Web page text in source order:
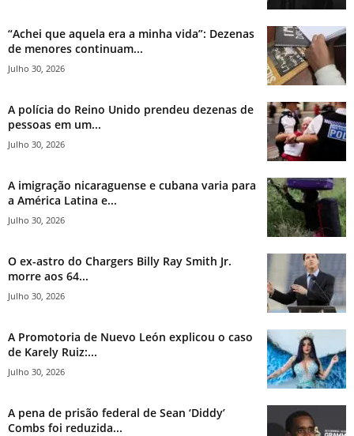
“Achei que aquela era a minha vida”: Dezenas
de menores continuam...
Julho 30, 2026
A polícia do Reino Unido prendeu dezenas de
pessoas em um...
Julho 30, 2026
A imigração nicaraguense e cubana varia para
a América Latina e...
Julho 30, 2026
O ex-astro do Chargers Billy Ray Smith Jr.
morre aos 64...
Julho 30, 2026
A Promotoria de Nuevo León explicou o caso
de Karely Ruiz:...
Julho 30, 2026
A pena de prisão federal de Sean ‘Diddy’
Combs foi reduzida...